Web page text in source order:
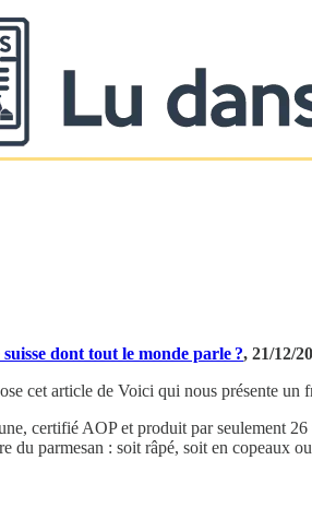
dont tout le monde parle ?, 21/12/
cet article de Voici qui nous présente un
certifié AOP et produit par seulement
du parmesan : soit râpé, soit en copeaux